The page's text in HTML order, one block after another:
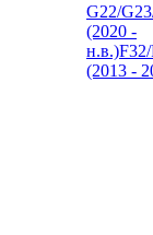
G22/
(2020 -
н.в.)
(2013 -